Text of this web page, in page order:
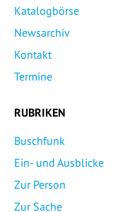
Katalogbörse
Newsarchiv
Kontakt
Termine
RUBRIKEN
Buschfunk
Ein- und Ausblicke
Zur Person
Zur Sache